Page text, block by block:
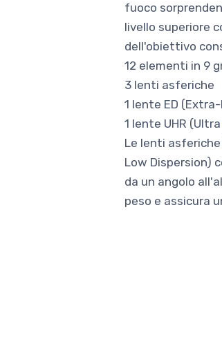
fuoco
livello superiore
dell'obiettivo
12 elementi in 9
3 lenti asferiche
1 lente ED
1 lente UHR
Le lenti
Low Dispersion)
da un angolo
peso e assicura